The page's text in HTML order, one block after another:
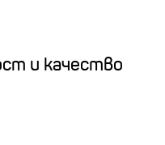
и качество